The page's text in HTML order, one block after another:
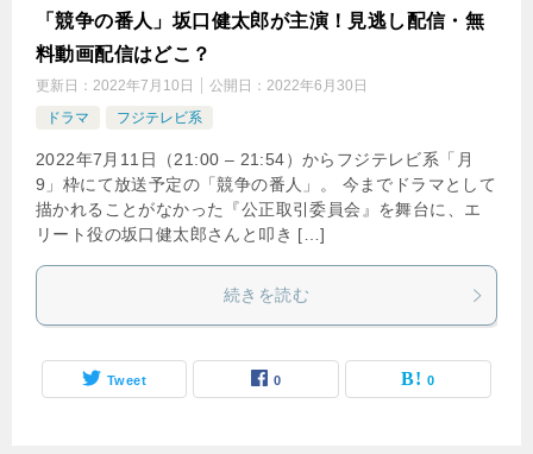
「競争の番人」坂口健太郎が主演！見逃し配信・無
料動画配信はどこ？
更新日： 2022年7月10日 公開日： 2022年6月30日
ドラマ
フジテレビ系
2022年7月11日（21:00 – 21:54）からフジテレビ系「月
9」枠にて放送予定の「競争の番人」。 今までドラマとして
描かれることがなかった『公正取引委員会』を舞台に、エ
リート役の坂口健太郎さんと叩き […]
続きを読む
Tweet 0 0